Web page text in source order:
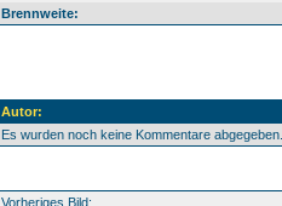
Brennweite:
Autor:
Es wurden noch keine Kommentare abgegeben.
Vorheriges Bild: